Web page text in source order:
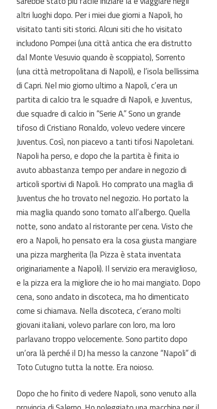
altri luoghi dopo. Per i miei due giorni a Napoli, ho
visitato tanti siti storici. Alcuni siti che ho visitato
includono Pompei (una città antica che era distrutto
dal Monte Vesuvio quando è scoppiato), Sorrento
(una città metropolitana di Napoli), e l’isola bellissima
di Capri. Nelmio giorno ultimo a Napoli, c’era un
partita di calcio tra le squadre di Napoli, e Juventus,
due squadre di calcio in “Serie A.” Sono un grande
tifoso di Cristiano Ronaldo, volevo vederevincere
Juventus. Così, non piacevo atanti tifosi Napoletani.
Napoli ha perso, e dopo che la partita è finitaio
avuto abbastanza tempo perandare innegozio di
articoli sportivi di Napoli. Ho comprato una maglia di
Juventus che ho trovato nel negozio. Ho portato la
mia maglia quandosono tornato all’albergo. Quella
notte, sono andatoal ristorante per cena.Visto che
ero a Napoli, ho pensato era la cosa giusta mangiare
una pizza margherita (laPizza è stata inventata
originariamente a Napoli). Il servizio era meraviglioso,
e la pizza era la migliore che io ho maimangiato. Dopo
cena, sono andato in discoteca, ma ho dimenticato
come si chiamava. Nella discoteca, c’erano molti
giovani italiani, volevo parlare con loro, ma loro
parlavano troppo velocemente. Sono partito dopo
un’ora là perché il DJha messo la canzone “Napoli” di
Toto Cutugno tutta la notte. Era noioso.
Dopo cheho finitodi vedere Napoli, sono venuto alla